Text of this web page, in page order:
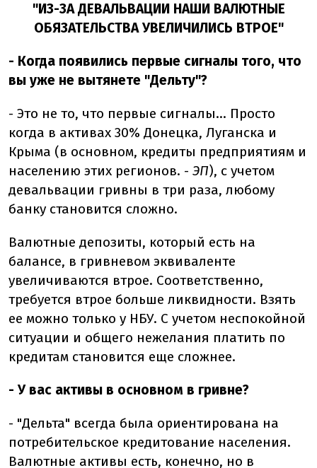
"ИЗ-ЗА ДЕВАЛЬВАЦИИ НАШИ ВАЛЮТНЫЕ
ОБЯЗАТЕЛЬСТВА УВЕЛИЧИЛИСЬ ВТРОЕ"
- Когда появились первые сигналы того, что
вы уже не вытянете "Дельту"?
- Это не то, что первые сигналы… Просто
когда в активах 30% Донецка, Луганска и
Крыма (в основном, кредиты предприятиям и
населению этих регионов. - ЭП), с учетом
девальвации гривны в три раза, любому
банку становится сложно.
Валютные депозиты, который есть на
балансе, в гривневом эквиваленте
увеличиваются втрое. Соответственно,
требуется втрое больше ликвидности. Взять
ее можно только у НБУ. С учетом неспокойной
ситуации и общего нежелания платить по
кредитам становится еще сложнее.
- У вас активы в основном в гривне?
- "Дельта" всегда была ориентирована на
потребительское кредитование населения.
Валютные активы есть, конечно, но в